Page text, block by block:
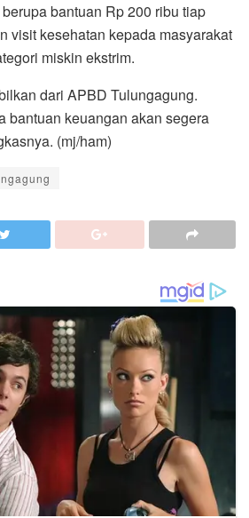
bantuan Rp 200 ribu tiap
visit kesehatan kepada masyarakat
miskin ekstrim.
dari APBD Tulungagung.
bantuan keuangan akan segera
(mj/ham)